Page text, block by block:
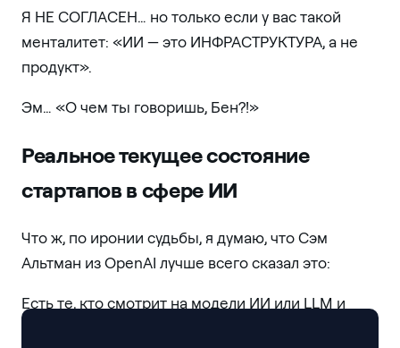
Я НЕ СОГЛАСЕН… но только если у вас такой
менталитет: «ИИ — это ИНФРАСТРУКТУРА, а не
продукт».
Эм… «О чем ты говоришь, Бен?!»
Реальное текущее состояние
стартапов в сфере ИИ
Что ж, по иронии судьбы, я думаю, что Сэм
Альтман из OpenAI лучше всего сказал это:
Есть те, кто смотрит на модели ИИ или LLM и